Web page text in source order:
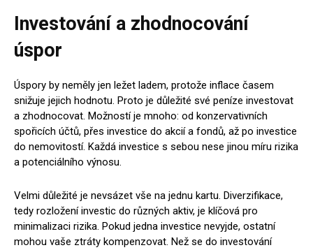
Investování a zhodnocování
úspor
Úspory by neměly jen ležet ladem, protože inflace časem
snižuje jejich hodnotu. Proto je důležité své peníze investovat
a zhodnocovat. Možností je mnoho: od konzervativních
spořicích účtů, přes investice do akcií a fondů, až po investice
do nemovitostí. Každá investice s sebou nese jinou míru rizika
a potenciálního výnosu.
Velmi důležité je nevsázet vše na jednu kartu. Diverzifikace,
tedy rozložení investic do různých aktiv, je klíčová pro
minimalizaci rizika. Pokud jedna investice nevyjde, ostatní
mohou vaše ztráty kompenzovat. Než se do investování